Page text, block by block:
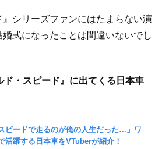
』シリーズファンにはたまらない演
式になったことは間違いないでし
ド・スピード』に出てくる日本車